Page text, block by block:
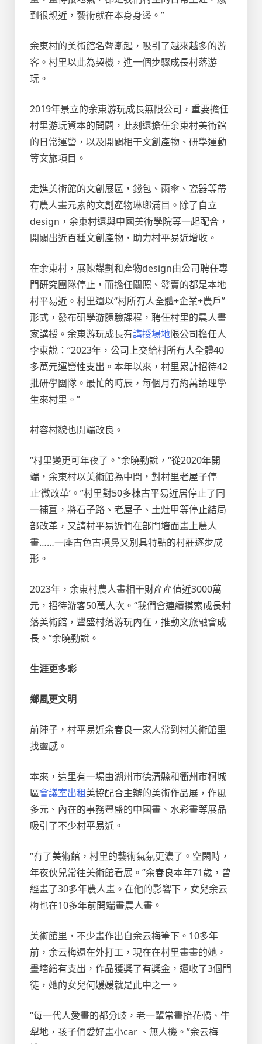
到很親近，藝術就在本身身邊。”
余東村的美術館名聲漸起，吸引了越來越多的游
客。村里以此為契機，進一個步驟成長村落游
玩。
2019年景立的余東游玩成長無限公司，重要擔任
村里游玩資本的開闢，此刻還擔任余東村美術館
的日常運營，以及開闢相干文創產物、研學運動
等文旅項目。
走進美術館的文創展區，錢包、雨傘、瓷器等帶
有農人畫元素的文創產物琳瑯滿目。除了自立
design，余東村還與中國美術學院等一起配合，
開闢出近百種文創產物，助力村平易近增收。
在余東村，展陳謀劃和產物design由公司聘任專
門研究團隊停止，而擔任關照、發賣的都是本地
村平易近。村里還以“村所有人全體+企業+農戶”
形式，發布研學游體驗課程，聘任村里的農人畫
家講授。余東游玩成長有講授場地限公司擔任人
李東說：“2023年，公司上交給村所有人全體40
多萬元運營性支出。本年以來，村里累計招待42
批研學團隊。最忙的時辰，每個月有約萬論理學
生來村里。”
村容村貌也開端改良。
“村里變更可年夜了。”余曉勤說，“從2020年開
端，余東村以美術館為中間，對村里老屋子停
止‘微改革’。”村里對50多棟古平易近居停止了同
一補葺，將石子路、老屋子、土灶甲等停止結局
部改革，又請村平易近們在部門墻面畫上農人
畫……一座古色古噴鼻又別具特點的村莊逐步成
形。
2023年，余東村農人畫相干財產產值近3000萬
元，招待游客50萬人次。“我們會連續摸索成長村
落美術館，豐盛村落游玩內在，推動文旅融會成
長。”余曉勤說。
生涯更多彩
鄉風更文明
前陣子，村平易近余春良一家人常到村美術館里
找靈感。
本來，這里有一場由湖州市德清縣和衢州市柯城
區會議室出租美協配合主辦的美術作品展，作風
多元、內在的事務豐盛的中國畫、水彩畫等展品
吸引了不少村平易近。
“有了美術館，村里的藝術氣氛更濃了。空閑時，
年夜伙兒常往美術館看展。”余春良本年71歲，曾
經畫了30多年農人畫。在他的影響下，女兒余云
梅也在10多年前開端畫農人畫。
美術館里，不少畫作出自余云梅筆下。10多年
前，余云梅還在外打工，現在在村里畫畫的她，
畫墻繪有支出，作品獲獎了有獎金，還收了3個門
徒，她的女兒何媛媛就是此中之一。
“每一代人愛畫的都分歧，老一輩常畫抬花轎、牛
犁地，孩子們愛好畫小car 、無人機。”余云梅